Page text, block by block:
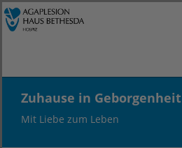
Zuhause in Geborgenheit
Mit Liebe zum Leben